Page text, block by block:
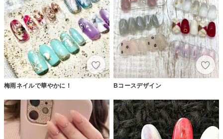
梅雨ネイルで華やかに！ Bコースデザイン